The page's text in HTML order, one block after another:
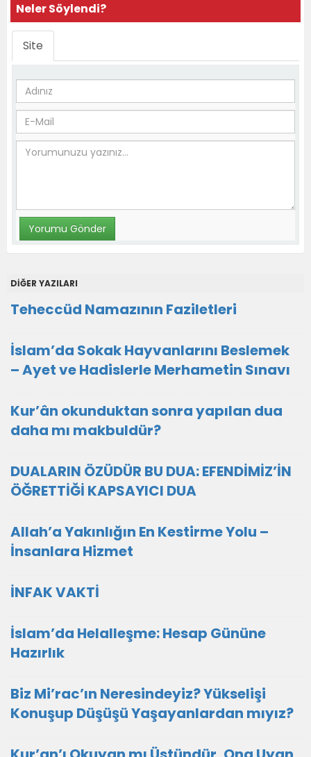
Neler Söylendi?
Site
DİĞER YAZILARI
Teheccüd Namazının Faziletleri
İslam’da Sokak Hayvanlarını Beslemek
– Ayet ve Hadislerle Merhametin Sınavı
Kur’ân okunduktan sonra yapılan dua
daha mı makbuldür?
DUALARIN ÖZÜDÜR BU DUA: EFENDİMİZ’İN
ÖĞRETTİĞİ KAPSAYICI DUA
Allah’a Yakınlığın En Kestirme Yolu –
İnsanlara Hizmet
İNFAK VAKTİ
İslam’da Helalleşme: Hesap Gününe
Hazırlık
Biz Mi’rac’ın Neresindeyiz? Yükselişi
Konuşup Düşüşü Yaşayanlardan mıyız?